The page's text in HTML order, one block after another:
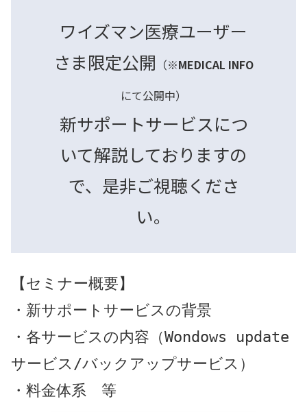
ワイズマン医療ユーザー
さま限定公開 （※MEDICAL INFO
にて公開中）
新サポートサービスにつ
いて解説しておりますの
で、是非ご視聴くださ
い。
【セミナー概要】
・新サポートサービスの背景
・各サービスの内容（Wondows update
サービス/バックアップサービス）
・料金体系　等